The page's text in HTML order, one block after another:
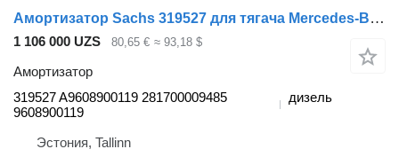
Амортизатор Sachs 319527 для тягача Mercedes-Benz Actros MP4 Antos Arocs (2012-)
1 106 000 UZS 80,65 € ≈ 93,18 $
Амортизатор
319527 A9608900119 281700009485
9608900119
дизель
Эстония, Tallinn